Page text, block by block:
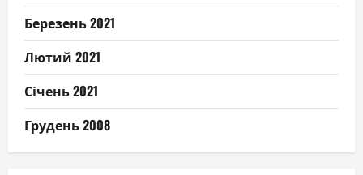
Березень 2021
Лютий 2021
Січень 2021
Грудень 2008